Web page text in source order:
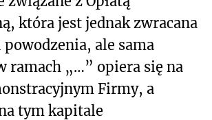
która jest jednak zwracana
ale sama
ramach „…” opiera się na
Firmy, a
tym kapitale